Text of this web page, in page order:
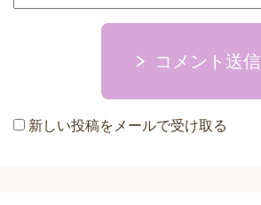
コメント送信
新しい投稿をメールで受け取る